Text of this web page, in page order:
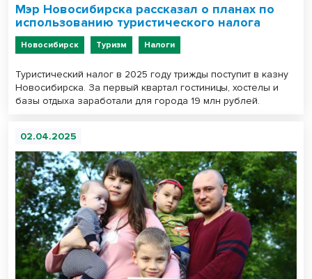
Мэр Новосибирска рассказал о планах по
использованию туристического налога
Новосибирск Туризм Налоги
Туристический налог в 2025 году трижды поступит в казну
Новосибирска. За первый квартал гостиницы, хостелы и
базы отдыха заработали для города 19 млн рублей.
02.04.2025